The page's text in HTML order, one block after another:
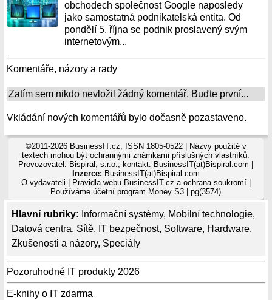
Hlavní rubriky: Informační systémy, Mobilní technologie,
Datová centra, Sítě, IT bezpečnost, Software, Hardware,
Zkušenosti a názory, Speciály
Pozoruhodné IT produkty 2026
E-knihy o IT zdarma
obchodech společnost Google naposledy
jako samostatná podnikatelská entita. Od
pondělí 5. října se podnik proslavený svým
internetovým...
Komentáře, názory a rady
Zatím sem nikdo nevložil žádný komentář. Buďte první...
Vkládání nových komentářů bylo dočasně pozastaveno.
©2011-2026 BusinessIT.cz, ISSN 1805-0522 | Názvy použité v
textech mohou být ochrannými známkami příslušných vlastníků.
Provozovatel: Bispiral, s.r.o., kontakt: BusinessIT(at)Bispiral.com |
Inzerce: BusinessIT(at)Bispiral.com
O vydavateli
Pravidla webu BusinessIT.cz a ochrana soukromí|
Používámeúčetní program Money S3 | pg(3574)